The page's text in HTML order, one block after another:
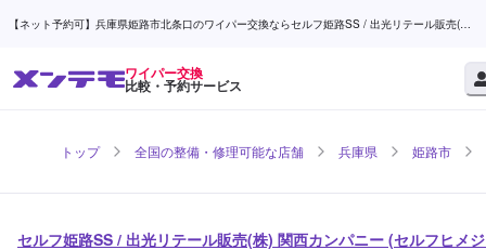
【ネット予約可】兵庫県姫路市北条口のワイパー交換ならセルフ姫路SS / 出光リテール販売(株)
ワイパー交換
比較・予約サービス
トップ 全国の整備・修理可能な店舗 兵庫県 姫路市
セルフ姫路SS / 出光リテール販売(株) 関西カンパニー (セルフヒメ